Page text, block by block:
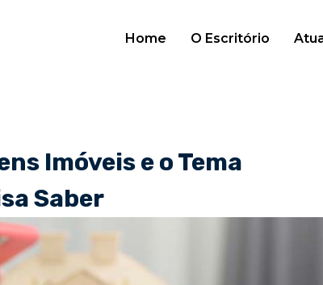
Home O Escritório
Imóveis e o Tema
Saber